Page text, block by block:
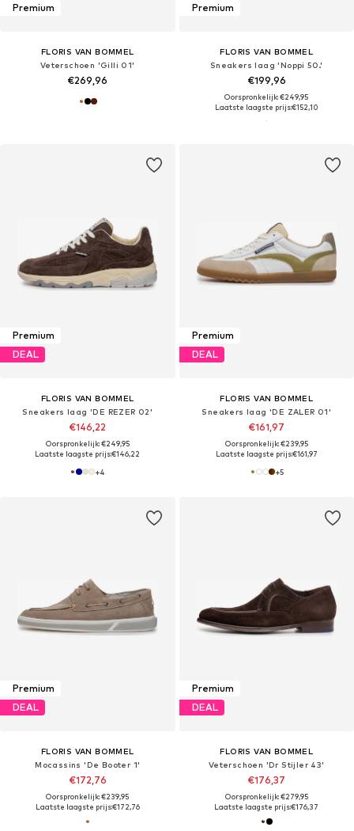
Premium
FLORIS VAN BOMMEL
Veterschoen 'Gilli 01'
€269,96
Premium
FLORIS VAN BOMMEL
Sneakers laag 'Noppi 50.'
€199,96
Oorspronkelijk: €249,95
Laatste laagste prijs:€152,10
Premium
DEAL
FLORIS VAN BOMMEL
Sneakers laag 'DE REZER 02'
€146,22
Oorspronkelijk: €249,95
Laatste laagste prijs:€146,22
+4
Premium
DEAL
FLORIS VAN BOMMEL
Sneakers laag 'DE ZALER 01'
€161,97
Oorspronkelijk: €239,95
Laatste laagste prijs:€161,97
+5
Premium
DEAL
FLORIS VAN BOMMEL
Mocassins 'De Booter 1'
€172,76
Oorspronkelijk: €239,95
Laatste laagste prijs:€172,76
Premium
DEAL
FLORIS VAN BOMMEL
Veterschoen 'Dr Stijler 43'
€176,37
Oorspronkelijk: €279,95
Laatste laagste prijs:€176,37